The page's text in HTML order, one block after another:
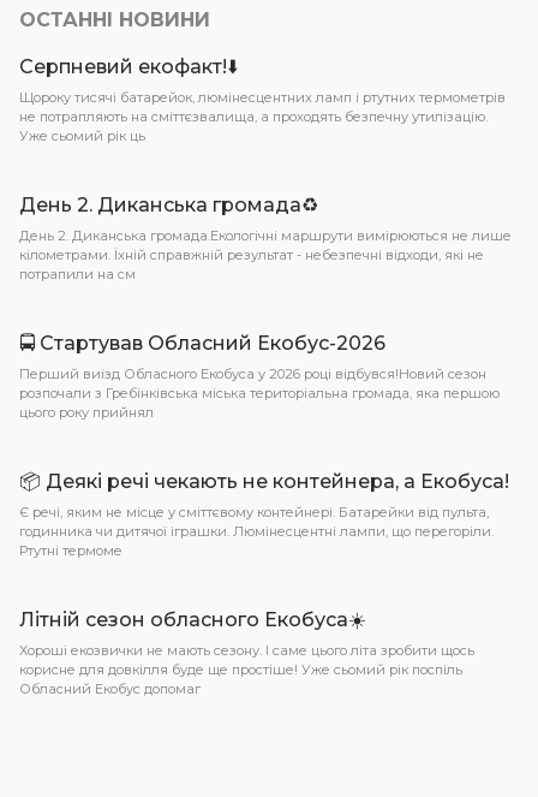
ОСТАННІ НОВИНИ
Серпневий екофакт!⬇️
Щороку тисячі батарейок, люмінесцентних ламп і ртутних термометрів
не потрапляють на сміттєзвалища, а проходять безпечну утилізацію.
Уже сьомий рік ць
День 2. Диканська громада♻️
День 2. Диканська громада.Екологічні маршрути вимірюються не лише
кілометрами. Їхній справжній результат - небезпечні відходи, які не
потрапили на см
🚍 Стартував Обласний Екобус-2026
Перший виїзд Обласного Екобуса у 2026 році відбувся!Новий сезон
розпочали з Гребінківська міська територіальна громада, яка першою
цього року прийнял
📦 Деякі речі чекають не контейнера, а Екобуса!
Є речі, яким не місце у сміттєвому контейнері. Батарейки від пульта,
годинника чи дитячої іграшки. Люмінесцентні лампи, що перегоріли.
Ртутні термоме
Літній сезон обласного Екобуса☀️
Хороші екозвички не мають сезону. І саме цього літа зробити щось
корисне для довкілля буде ще простіше! Уже сьомий рік поспіль
Обласний Екобус допомаг